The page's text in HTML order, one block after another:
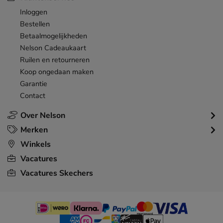
Over Nelson
Inloggen
Bestellen
Betaalmogelijkheden
Nelson Cadeaukaart
Ruilen en retourneren
Koop ongedaan maken
Garantie
Contact
Merken
Winkels
Vacatures
Vacatures Skechers